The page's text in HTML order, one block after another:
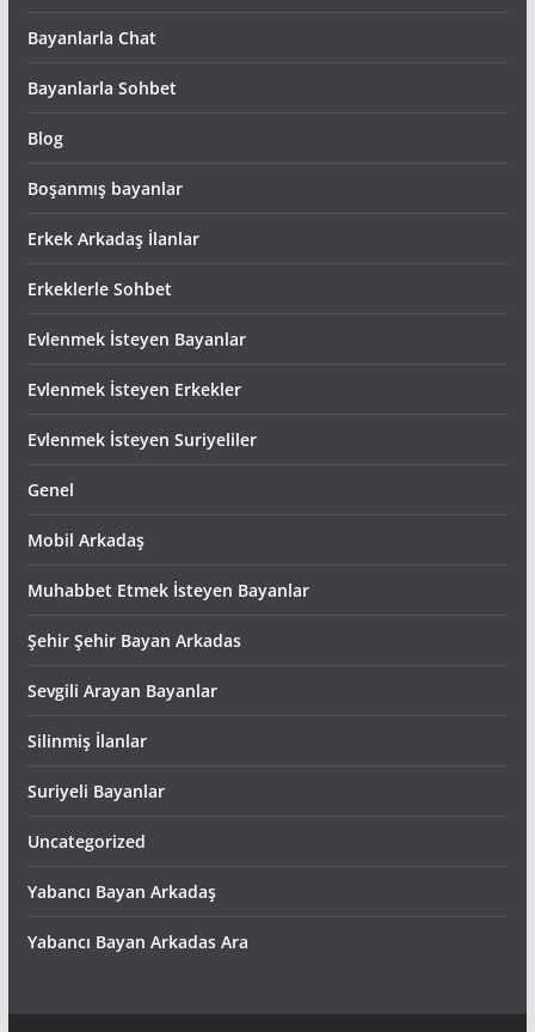
Bayanlarla Chat
Bayanlarla Sohbet
Blog
Boşanmış bayanlar
Erkek Arkadaş İlanlar
Erkeklerle Sohbet
Evlenmek İsteyen Bayanlar
Evlenmek İsteyen Erkekler
Evlenmek İsteyen Suriyeliler
Genel
Mobil Arkadaş
Muhabbet Etmek İsteyen Bayanlar
Şehir Şehir Bayan Arkadas
Sevgili Arayan Bayanlar
Silinmiş İlanlar
Suriyeli Bayanlar
Uncategorized
Yabancı Bayan Arkadaş
Yabancı Bayan Arkadas Ara